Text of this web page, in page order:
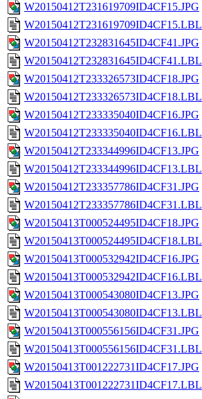
W20150412T231619709ID4CF15.JPG
W20150412T231619709ID4CF15.LBL
W20150412T232831645ID4CF41.JPG
W20150412T232831645ID4CF41.LBL
W20150412T233326573ID4CF18.JPG
W20150412T233326573ID4CF18.LBL
W20150412T233335040ID4CF16.JPG
W20150412T233335040ID4CF16.LBL
W20150412T233344996ID4CF13.JPG
W20150412T233344996ID4CF13.LBL
W20150412T233357786ID4CF31.JPG
W20150412T233357786ID4CF31.LBL
W20150413T000524495ID4CF18.JPG
W20150413T000524495ID4CF18.LBL
W20150413T000532942ID4CF16.JPG
W20150413T000532942ID4CF16.LBL
W20150413T000543080ID4CF13.JPG
W20150413T000543080ID4CF13.LBL
W20150413T000556156ID4CF31.JPG
W20150413T000556156ID4CF31.LBL
W20150413T001222731ID4CF17.JPG
W20150413T001222731ID4CF17.LBL